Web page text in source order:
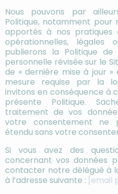
Nous pouvons par
Politique, notamment
apportés à nos pratiques
opérationnelles, légales
publierons la Politique
personnelle révisée sur le
de « dernière mise à jour
mesure requise par la
invitons en conséquence à
présente Politique.
traitement de vos
votre consentement ne
étendu sans votre
Si vous avez des
concernant vos données
contacter notre délégué à
à l’adresse suivante : [email